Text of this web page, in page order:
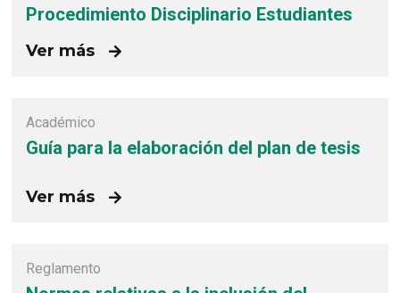
Procedimiento Disciplinario Estudiantes
Ver más
Académico
Guía para la elaboración del plan de tesis
Ver más
Reglamento